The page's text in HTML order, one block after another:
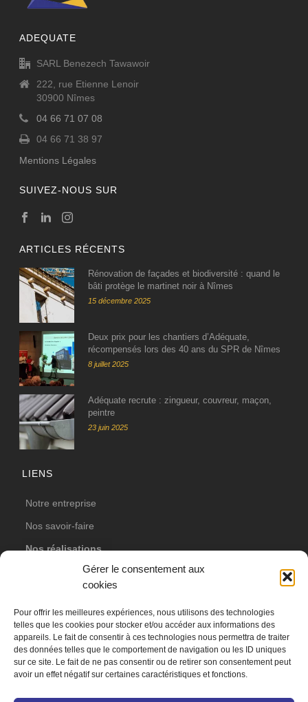
Gérer le consentement aux
cookies
Pour offrir les meilleures expériences, nous utilisons des technologies
telles que les cookies pour stocker et/ou accéder aux informations des
appareils. Le fait de consentir à ces technologies nous permettra de traiter
des données telles que le comportement de navigation ou les ID uniques
sur ce site. Le fait de ne pas consentir ou de retirer son consentement peut
avoir un effet négatif sur certaines caractéristiques et fonctions.
ADEQUATE
SARL Benezech Tawawoir
222, rue Etienne Lenoir
30900 Nîmes
04 66 71 07 08
04 66 71 38 97
Mentions Légales
SUIVEZ-NOUS SUR
ARTICLES RÉCENTS
Rénovation de façades et biodiversité : quand le
bâti protège le martinet noir à Nîmes
15 décembre 2025
Deux prix pour les chantiers d’Adéquate,
récompensés lors des 40 ans du SPR de Nîmes
8 juillet 2025
Adéquate recrute : zingueur, couvreur, maçon,
peintre
23 juin 2025
LIENS
Notre entreprise
Nos savoir-faire
Nos réalisations
Nos partenaires
Contact